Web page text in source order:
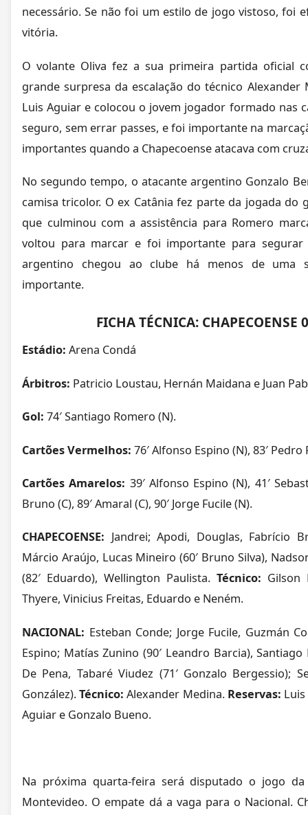
necessário. Se não foi um estilo de jogo vistoso, foi
vitória.
O volante Oliva fez a sua primeira partida oficial
grande surpresa da escalação do técnico
Luis Aguiar e colocou o jovem jogador formado nas
seguro, sem errar passes, e foi importante na
importantes quando a Chapecoense atacava com
No segundo tempo, o atacante argentino Gonzalo
camisa tricolor. O ex Catânia fez parte da jogada do
que culminou com a assistência para Romero
voltou para marcar e foi importante para segurar
argentino chegou ao clube há menos de uma
importante.
FICHA TÉCNICA:
Estádio: Arena Condá
Árbitros: Patricio Loustau, Hernán Maidana e Juan
Gol: 74′ Santiago Romero (N).
Cartões Vermelhos: 76′ Alfonso Espino (N), 83′
Cartões Amarelos: 39′ Alfonso Espino (N), 41′
Bruno (C), 89′ Amaral (C), 90′ Jorge Fucile (N).
CHAPECOENSE: Jandrei; Apodi, Douglas, Fabrício
Márcio Araújo, Lucas Mineiro (60′ Bruno Silva),
(82′ Eduardo), Wellington Paulista. Técnico: Gilson
Thyere, Vinicius Freitas, Eduardo e Neném.
NACIONAL: Esteban Conde; Jorge Fucile, Guzmán
Espino; Matías Zunino (90′ Leandro Barcia),
De Pena, Tabaré Viudez (71′ Gonzalo Bergessio);
González).Técnico:Alexander Medina. Reservas:
Aguiar e Gonzalo Bueno.
Na próxima quarta-feira será disputado o jogo
Montevideo. O empate dá a vaga para o Nacional.